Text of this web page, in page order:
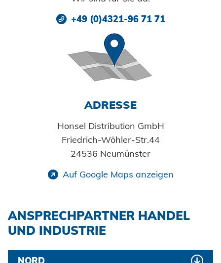
Klimatechnik
Impressum
Datenschutz
AGBs
+49 (0)4321-96 71 71
ADRESSE
Honsel Distribution GmbH
Friedrich-Wöhler-Str.44
24536 Neumünster
Auf Google Maps anzeigen
ANSPRECHPARTNER HANDEL
UND INDUSTRIE
NORD